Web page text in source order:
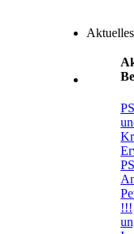
Aktuelles
!!!